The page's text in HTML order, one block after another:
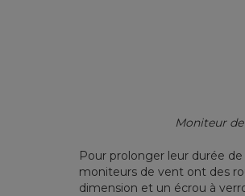
Moniteur
Pour prolonger leur durée
moniteurs de vent ont des
dimension et un écrou à